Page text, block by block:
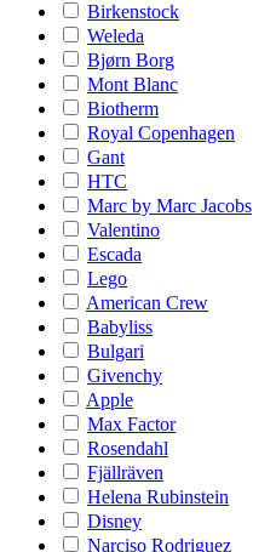
Birkenstock
Weleda
Bjørn Borg
Mont Blanc
Biotherm
Royal Copenhagen
Gant
HTC
Marc by Marc Jacobs
Valentino
Escada
Lego
American Crew
Babyliss
Bulgari
Givenchy
Apple
Max Factor
Rosendahl
Fjällräven
Helena Rubinstein
Disney
Narciso Rodriguez